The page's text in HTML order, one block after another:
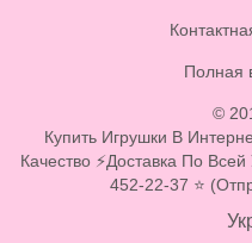
Полная
©
Купить Игрушки В
Качество ⚡Доставка По
452-22-37 ⭐